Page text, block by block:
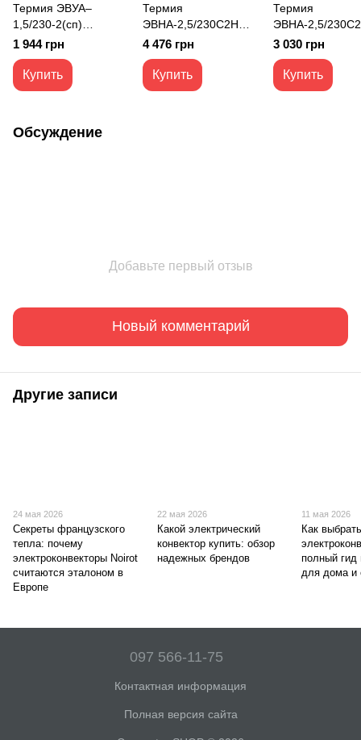
Термия ЭВУА–
1,5/230-2(сп)
конвектор
электрический
УНИВЕРСАЛЬНЫЙ
Комфорт 1,5 кВт
1 944 грн
Купить
Термия
ЭВНА-2,5/230С2H
(мби)
электроконвектор
ОПТИМА+ ED 2,5 кВт
4 476 грн
Купить
Термия
ЭВНА-2,5/
(си) конвектор
электрический
ОПТИМА+
2,5 кВт антрацит
3 030 грн
Купить
Обсуждение
Добавьте первый отзыв
Новый комментарий
Другие записи
24 мая 2026
Секреты французского
тепла: почему
электроконвекторы Noirot
считаются эталоном в
Европе
22 мая 2026
Какой электрический
конвектор купить: обзор
надежных брендов
11 мая 2026
Как
полный гид
для дома и
097 566-11-75
Контактная информация
Полная версия сайта